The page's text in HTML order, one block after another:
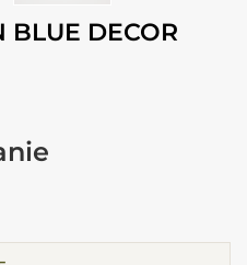
DECOR